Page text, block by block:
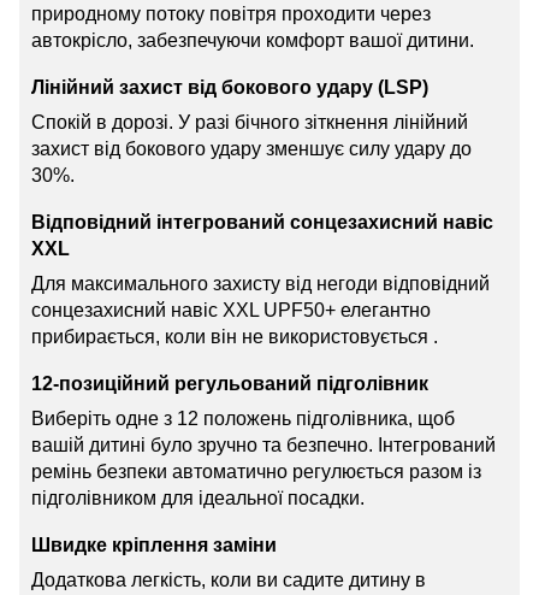
природному потоку повітря проходити через
автокрісло, забезпечуючи комфорт вашої дитини.
Лінійний захист від бокового удару (LSP)
Спокій в дорозі. У разі бічного зіткнення лінійний
захист від бокового удару зменшує силу удару до
30%.
Відповідний інтегрований сонцезахисний навіс
XXL
Для максимального захисту від негоди відповідний
сонцезахисний навіс XXL UPF50+ елегантно
прибирається, коли він не використовується .
12-позиційний регульований підголівник
Виберіть одне з 12 положень підголівника, щоб
вашій дитині було зручно та безпечно. Інтегрований
ремінь безпеки автоматично регулюється разом із
підголівником для ідеальної посадки.
Швидке кріплення заміни
Додаткова легкість, коли ви садите дитину в